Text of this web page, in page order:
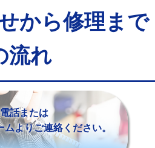
から修理まで
流れ
話または
よりご連絡ください。